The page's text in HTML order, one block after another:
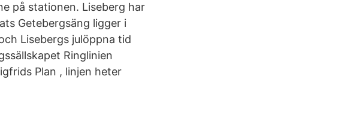
på stationen. Liseberg har
Getebergsäng ligger i
Lisebergs julöppna tid
Ringlinien
Plan , linjen heter